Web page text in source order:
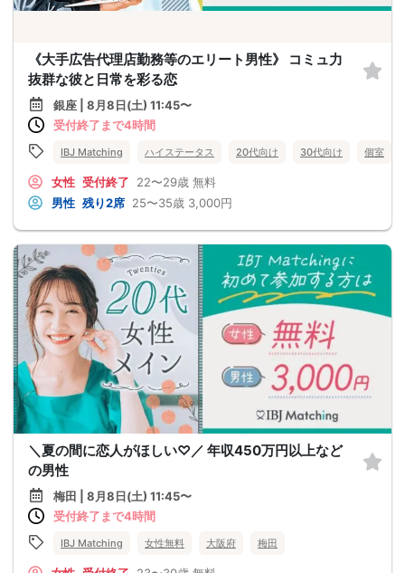
《大手広告代理店勤務等のエリート男性》 コミュ力
抜群な彼と日常を彩る恋
銀座 | 8月8日(土) 11:45〜
受付終了まで4時間
IBJ Matching ハイステータス 20代向け 30代向け 個室
女性 受付終了 22〜29歳 無料
男性 残り2席 25〜35歳 3,000円
＼夏の間に恋人がほしい♡／ 年収450万円以上など
の男性
梅田 | 8月8日(土) 11:45〜
受付終了まで4時間
IBJ Matching 女性無料 大阪府 梅田